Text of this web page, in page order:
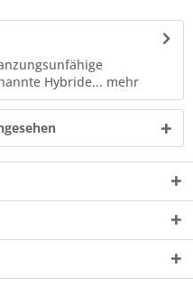
Hybride... mehr